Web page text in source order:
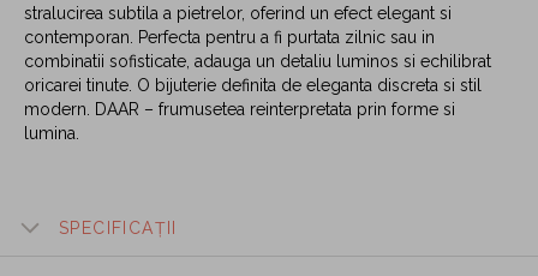
stralucirea subtila a pietrelor, oferind un efect elegant si
contemporan. Perfecta pentru a fi purtata zilnic sau in
combinatii sofisticate, adauga un detaliu luminos si echilibrat
oricarei tinute. O bijuterie definita de eleganta discreta si stil
modern. DAAR – frumusetea reinterpretata prin forme si
lumina.
SPECIFICAȚII